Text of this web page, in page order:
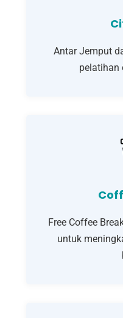
Antar Jemput
pelatihan
Free Coffee
untuk